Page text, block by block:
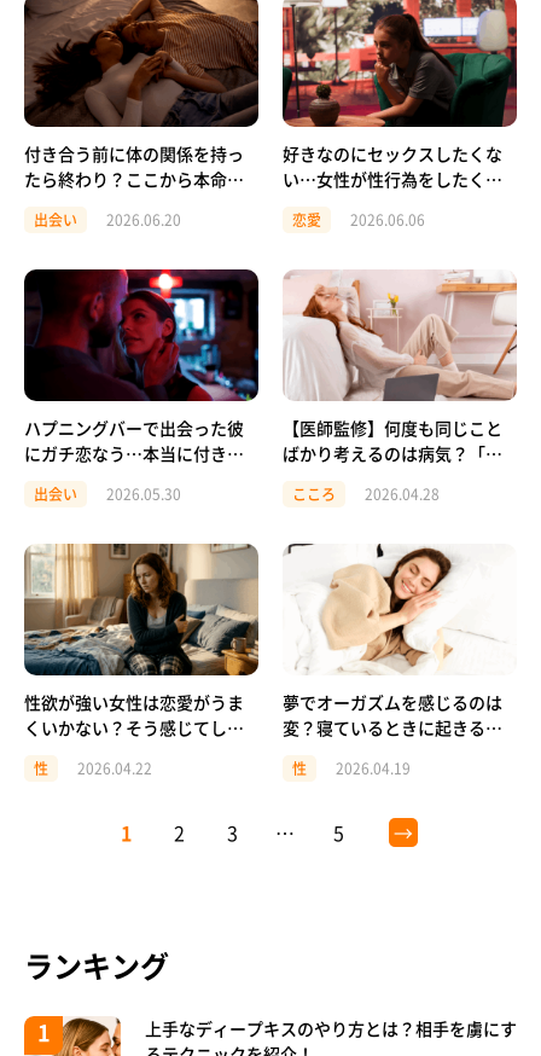
付き合う前に体の関係を持っ
たら終わり？ここから本命彼
出会い 2026.06.20
好きなのにセックスしたくな
い…女性が性行為をしたくな
恋愛 2026.06.06
ハプニングバーで出会った彼
にガチ恋なう…本当に付き合
出会い 2026.05.30
【医師監修】何度も同じこと
ばかり考えるのは病気？「反
と対処法
こころ 2026.04.28
性欲が強い女性は恋愛がうま
くいかない？そう感じてしま
性 2026.04.22
夢でオーガズムを感じるのは
変？寝ているときに起きる
性 2026.04.19
1 2 3 … 5 →
ランキング
上手なディープキスのやり方とは？相手を虜にす